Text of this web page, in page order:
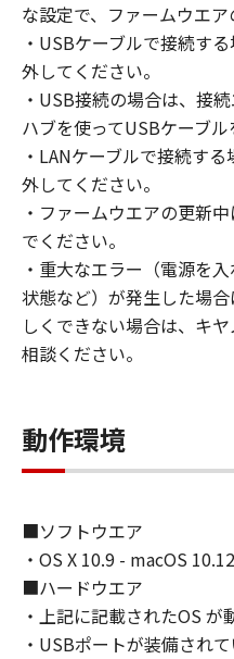
な設定で、ファームウエア
・USBケーブルで接続す
外してください。
・USB接続の場合は、接
ハブを使ってUSBケーブル
・LANケーブルで接続す
外してください。
・ファームウエアの更新
でください。
・重大なエラー（電源を
状態など）が発生した場
しくできない場合は、キ
相談ください。
動作環境
■ソフトウエア
・OS X 10.9 - macOS 10.12
■ハードウエア
・上記に記載されたOS
・USBポートが装備され